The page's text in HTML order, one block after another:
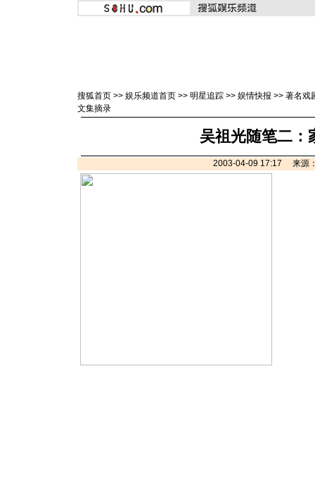
搜狐首页 >> 娱乐频道首页 >> 明星追踪 >> 娱情快报 >> 著名戏
文集摘录
吴祖光随笔二：
2003-04-09 17:17 来源